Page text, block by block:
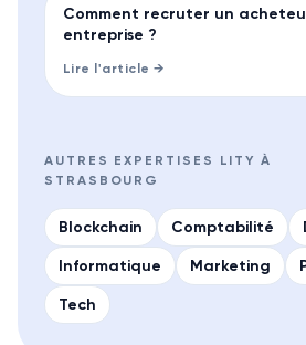
GUIDE
Comment recruter un
entreprise ?
Lire l'article →
AUTRES EXPERTISES LITY À
STRASBOURG
Blockchain Comptabilité
Informatique Marketing
Tech